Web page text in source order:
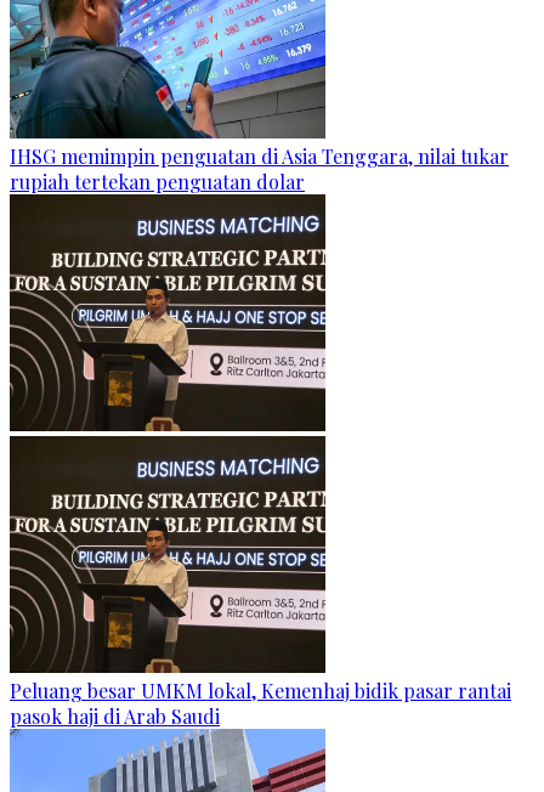
IHSG memimpin penguatan di Asia Tenggara, nilai tukar
rupiah tertekan penguatan dolar
Peluang besar UMKM lokal, Kemenhaj bidik pasar rantai
pasok haji di Arab Saudi